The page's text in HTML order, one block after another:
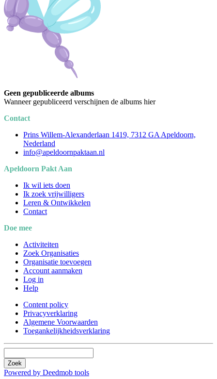
Geen gepubliceerde albums
Wanneer gepubliceerd verschijnen de albums hier
Contact
Prins Willem-Alexanderlaan 1419, 7312 GA Apeldoorn,
Nederland
info@apeldoornpaktaan.nl
Apeldoorn Pakt Aan
Ik wil iets doen
Ik zoek vrijwilligers
Leren & Ontwikkelen
Contact
Doe mee
Activiteiten
Zoek Organisaties
Organisatie toevoegen
Account aanmaken
Log in
Help
Content policy
Privacyverklaring
Algemene Voorwaarden
Toegankelijkheidsverklaring
Zoek
Powered by Deedmob tools